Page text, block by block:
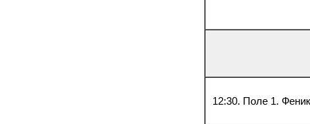
12:30. Поле 1.